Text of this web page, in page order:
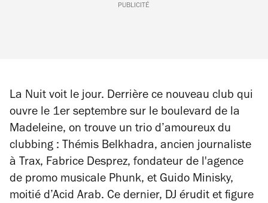
PUBLICITÉ
La Nuit voit le jour. Derrière ce nouveau club qui
ouvre le 1er septembre sur le boulevard de la
Madeleine, on trouve un trio d’amoureux du
clubbing : Thémis Belkhadra, ancien journaliste
à Trax, Fabrice Desprez, fondateur de l'agence
de promo musicale Phunk, et Guido Minisky,
moitié d’Acid Arab. Ce dernier, DJ érudit et figure